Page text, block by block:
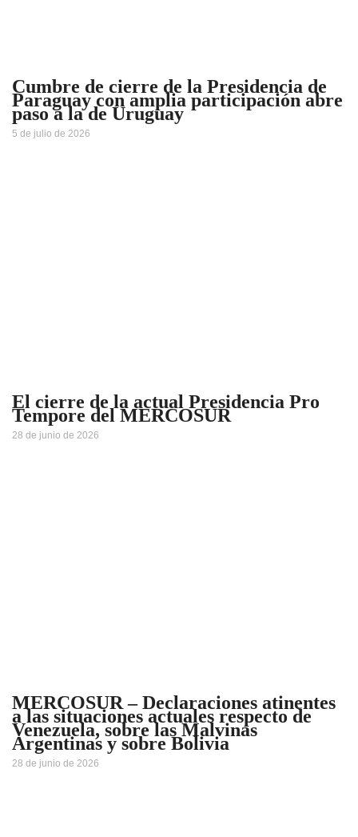
Cumbre de cierre de la Presidencia de
Paraguay con amplia participación abre
paso a la de Uruguay
5 de julio de 2026
El cierre de la actual Presidencia Pro
Tempore del MERCOSUR
28 de junio de 2026
MERCOSUR – Declaraciones atinentes
a las situaciones actuales respecto de
Venezuela, sobre las Malvinas
Argentinas y sobre Bolivia
28 de junio de 2026